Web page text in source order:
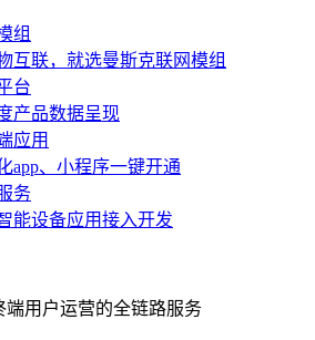
组
互联，就选曼斯克联网模组
台
产品数据呈现
应用
app、小程序一键开通
务
能设备应用接入开发
端用户运营的全链路服务